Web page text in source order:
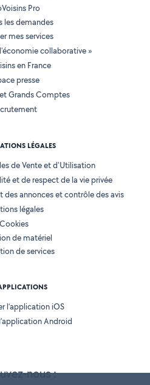
nous :
Pro
les demandes
mes services
collaborative »
en France
presse
Grands Comptes
LÉGALES
de Vente et d'Utilisation
et de respect de la vie privée
des annonces et contrôle des avis
légales
Cookies
de matériel
de services
l’application iOS
Android